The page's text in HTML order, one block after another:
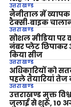
उत्तराखण्ड
नैनीताल में
टैक्सी‑बाइक
उत्तराखण्ड
सोशल मीडिया पर
नंबर प्लेट छिपाकर
किया सीज
उत्तराखण्ड
अधिकारियों को
पहले तैयारियां तेज
उत्तराखण्ड
उत्तराखण्ड मुक्त
जुलाई से शुरू, 10